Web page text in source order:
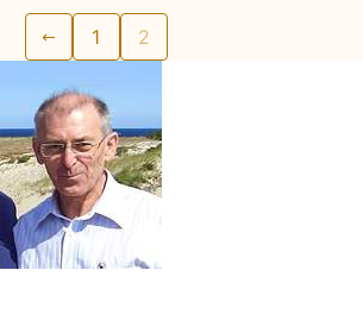
1 2